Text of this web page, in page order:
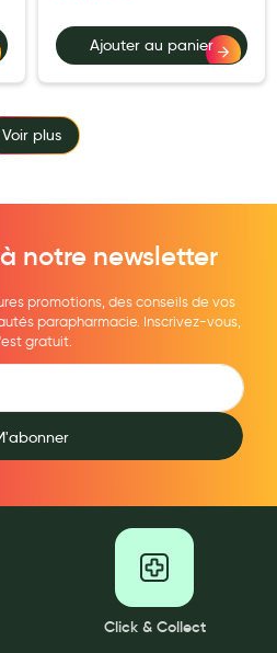
Ajouter au panier
Voir plus
notre newsletter
promotions, des conseils de vos
parapharmacie. Inscrivez-vous,
gratuit.
Click & Collect